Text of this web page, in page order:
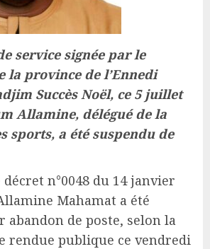
service signée par le
la province de l’Ennedi
Succès Noël, ce 5 juillet
Allamine, délégué de la
sports, a été suspendu de
n°0048 du 14 janvier
Mahamat a été
abandon de poste, selon la
rendue publique ce vendredi